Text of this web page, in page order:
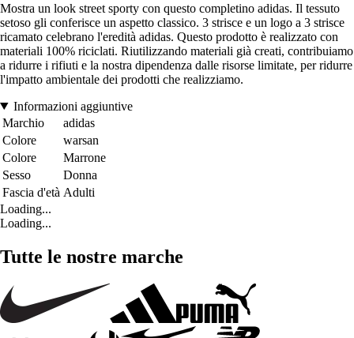
Mostra un look street sporty con questo completino adidas. Il tessuto
setoso gli conferisce un aspetto classico. 3 strisce e un logo a 3 strisce
ricamato celebrano l'eredità adidas. Questo prodotto è realizzato con
materiali 100% riciclati. Riutilizzando materiali già creati, contribuiamo
a ridurre i rifiuti e la nostra dipendenza dalle risorse limitate, per ridurre
l'impatto ambientale dei prodotti che realizziamo.
Informazioni aggiuntive
Marchio
adidas
Colore
warsan
Colore
Marrone
Sesso
Donna
Fascia d'età Adulti
Loading...
Loading...
Tutte le nostre marche